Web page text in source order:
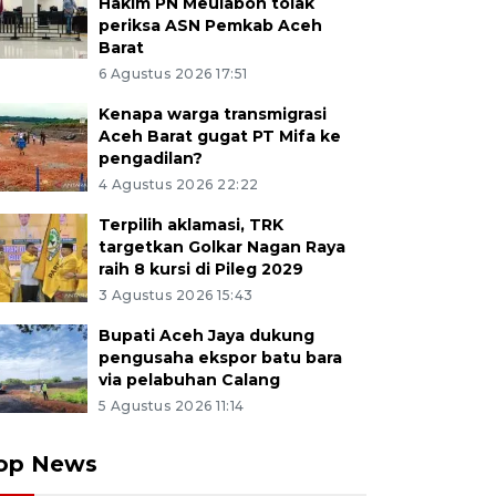
periksa ASN Pemkab Aceh
Barat
6 Agustus 2026 17:51
Kenapa warga transmigrasi
Aceh Barat gugat PT Mifa ke
pengadilan?
4 Agustus 2026 22:22
Terpilih aklamasi, TRK
targetkan Golkar Nagan Raya
raih 8 kursi di Pileg 2029
3 Agustus 2026 15:43
Bupati Aceh Jaya dukung
pengusaha ekspor batu bara
via pelabuhan Calang
5 Agustus 2026 11:14
News